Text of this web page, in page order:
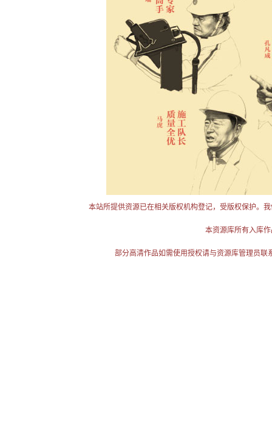
本站所提供资源已在相关版权机构登记，受版权保护。
本资源库所有入库
部分高清作品如需使用授权请与资源库管理员联